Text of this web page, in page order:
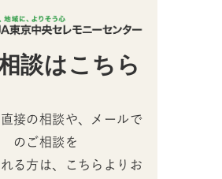
で一貫して丁寧
に対応してくれる
儀社として支持
談はこちら
接の相談や、メールで
のご相談を
る方は、こちらよりお